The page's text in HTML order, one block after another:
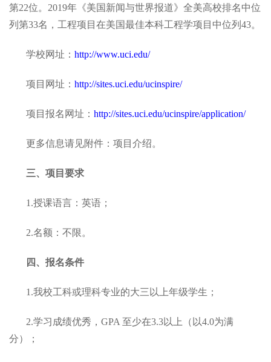
第22位。2019年《美国新闻与世界报道》全美高校排名中位
列第33名，工程项目在美国最佳本科工程学项目中位列43。
学校网址： http://www.uci.edu/
项目网址： http://sites.uci.edu/ucinspire/
项目报名网址： http://sites.uci.edu/ucinspire/application/
更多信息请见附件：项目介绍。
三、项目要求
1.授课语言：英语；
2.名额：不限。
四、报名条件
1.我校工科或理科专业的大三以上年级学生；
2.学习成绩优秀，GPA 至少在3.3以上（以4.0为满
分）；